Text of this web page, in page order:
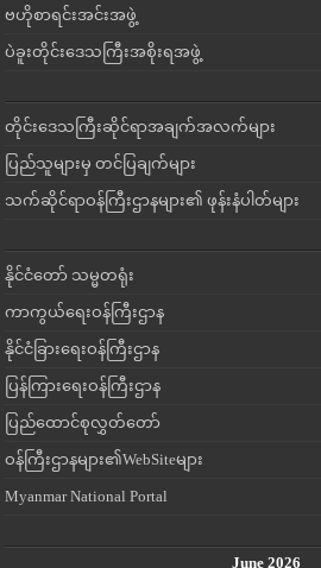
ဗဟိုစာရင်းအင်းအဖွဲ့
ပဲခူးတိုင်းဒေသကြီးအစိုးရအဖွဲ့
တိုင်းဒေသကြီးဆိုင်ရာအချက်အလက်များ
ပြည်သူများမှ တင်ပြချက်များ
သက်ဆိုင်ရာဝန်ကြီးဌာနများ၏ ဖုန်းနံပါတ်များ
နိုင်ငံတော် သမ္မတရုံး
ကာကွယ်ရေးဝန်ကြီးဌာန
နိုင်ငံခြားရေးဝန်ကြီးဌာန
ပြန်ကြားရေးဝန်ကြီးဌာန
ပြည်ထောင်စုလွှတ်တော်
ဝန်ကြီးဌာနများ၏WebSiteများ
Myanmar National Portal
June 2026